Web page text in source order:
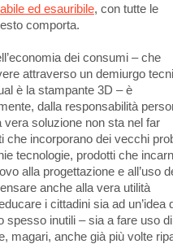
ed esauribile, con tutte le
comporta.
dei consumi – che
attraverso un demiurgo
è la stampante 3D – è
dalla responsabilità
soluzione non sta nel far
che incorporano dei vecchi
tecnologie, prodotti che
alla progettazione e all’uso
anche alla vera utilità
i cittadini sia ad un’idea
spesso inutili – sia a fare uso di
magari, anche già più volte